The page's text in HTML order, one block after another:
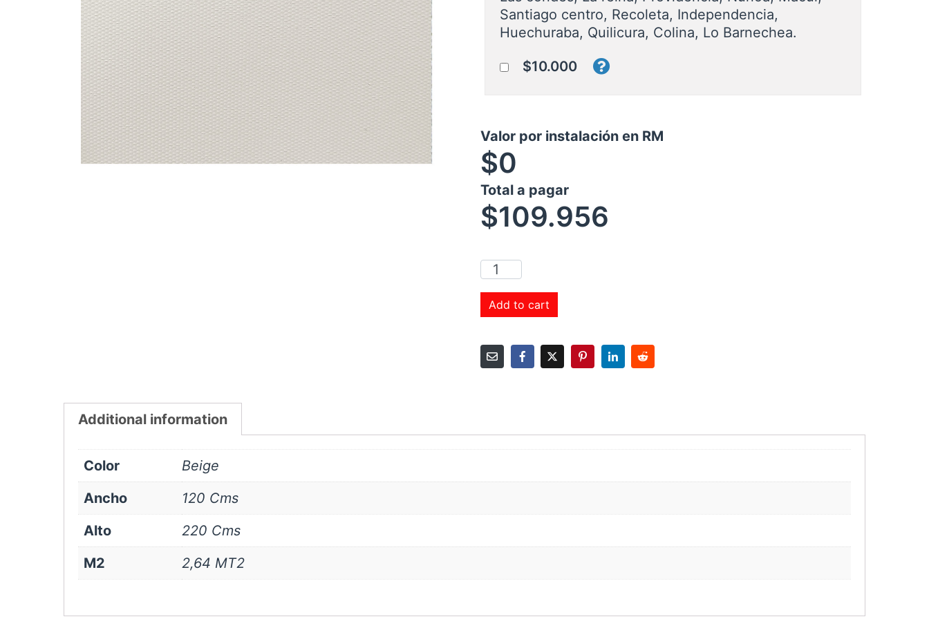
Santiago centro, Recoleta, Independencia,
Huechuraba, Quilicura, Colina, Lo Barnechea.
$10.000
Valor por instalación en RM
$0
Total a pagar
$109.956
Add to cart
Additional information
Color
Beige
Ancho
120 Cms
Alto
220 Cms
M2
2,64 MT2